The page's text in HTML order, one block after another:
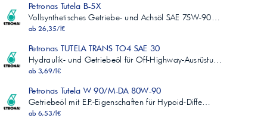
Petronas Tutela B-5X
Vollsynthetisches Getriebe- und Achsöl SAE 75W-90…
ab 26,35/l€
Petronas TUTELA TRANS TO4 SAE 30
Hydraulik- und Getriebeöl für Off-Highway-Ausrüstu…
ab 3,69/l€
Petronas Tutela W 90/M-DA 80W-90
Getriebeöl mit E.P.-Eigenschaften für Hypoid-Diffe…
ab 6,53/l€